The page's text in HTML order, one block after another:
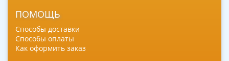
ПОМОЩЬ
Способы доставки
Способы оплаты
Как оформить заказ